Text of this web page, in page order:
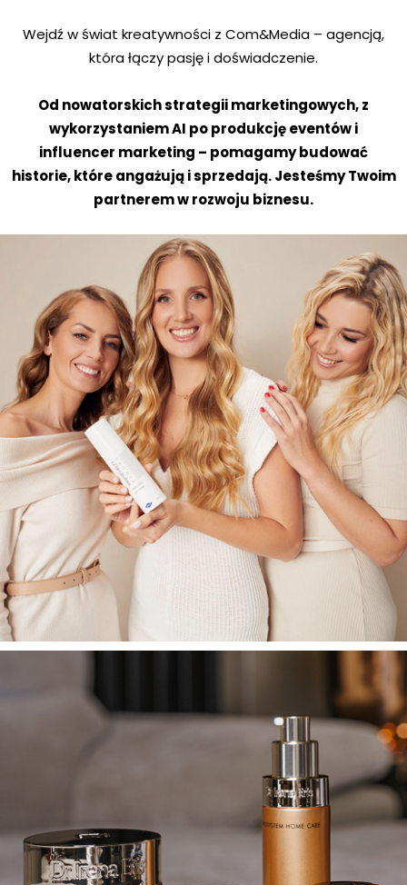
Wejdź w świat kreatywności z Com&Media – agencją,
która łączy pasję i doświadczenie.
Od nowatorskich strategii marketingowych, z
wykorzystaniem AI po produkcję eventów i
influencer marketing – pomagamy budować
historie, które angażują i sprzedają. Jesteśmy Twoim
partnerem w rozwoju biznesu.